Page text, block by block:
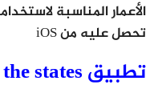
تحصل عليه من iOS
تطبيق stack the states